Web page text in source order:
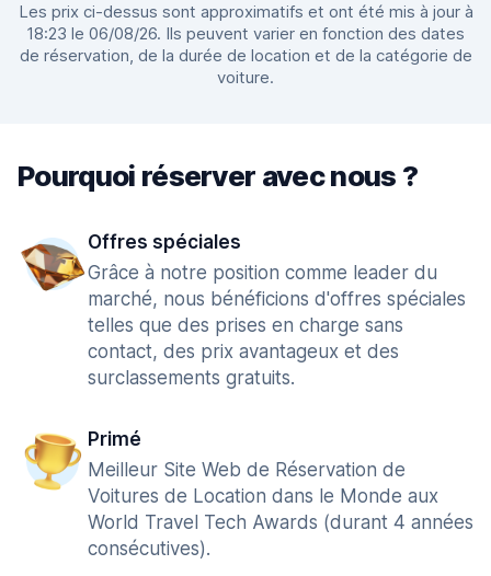
Les prix ci-dessus sont approximatifs et ont été mis à jour à
18:23 le 06/08/26. Ils peuvent varier en fonction des dates
de réservation, de la durée de location et de la catégorie de
voiture.
Pourquoi réserver avec nous ?
Offres spéciales
Grâce à notre position comme leader du
marché, nous bénéficions d'offres spéciales
telles que des prises en charge sans
contact, des prix avantageux et des
surclassements gratuits.
Primé
Meilleur Site Web de Réservation de
Voitures de Location dans le Monde aux
World Travel Tech Awards (durant 4 années
consécutives).